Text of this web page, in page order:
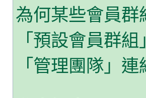
為何某些會員群
「預設會員群
「管理團隊」